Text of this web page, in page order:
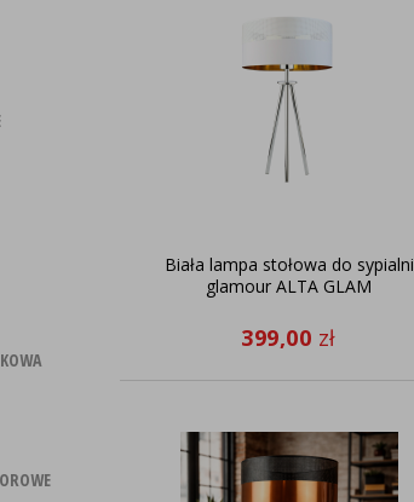
Biała lampa stołowa do sypialni
glamour ALTA GLAM
399,00 zł